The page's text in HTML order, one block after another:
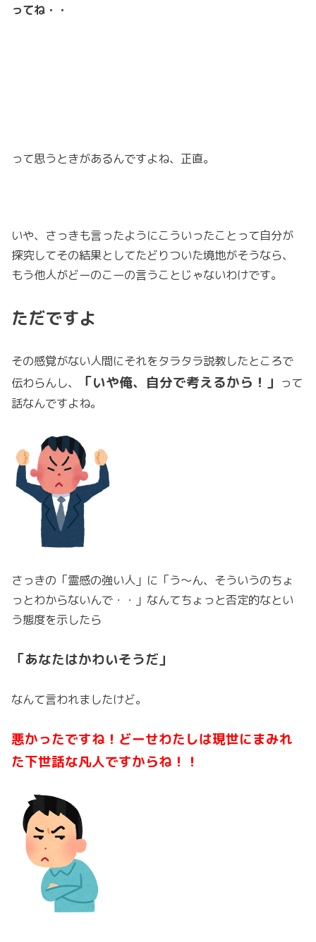
ってね・・
って思うときがあるんですよね、正直。
いや、さっきも言ったようにこういったことって自分が
探究してその結果としてたどりついた境地がそうなら、
もう他人がどーのこーの言うことじゃないわけです。
ただですよ
その感覚がない人間にそれをタラタラ説教したところで
伝わらんし、
「いや俺、自分で考えるから！」 って
話なんですよね。
さっきの「霊感の強い人」に「う～ん、そういうのちょ
っとわからないんで・・」なんてちょっと否定的なとい
う態度を示したら
「あなたはかわいそうだ」
なんて言われましたけど。
悪かったですね！どーせわたしは現世にまみれ
た下世話な凡人ですからね！！